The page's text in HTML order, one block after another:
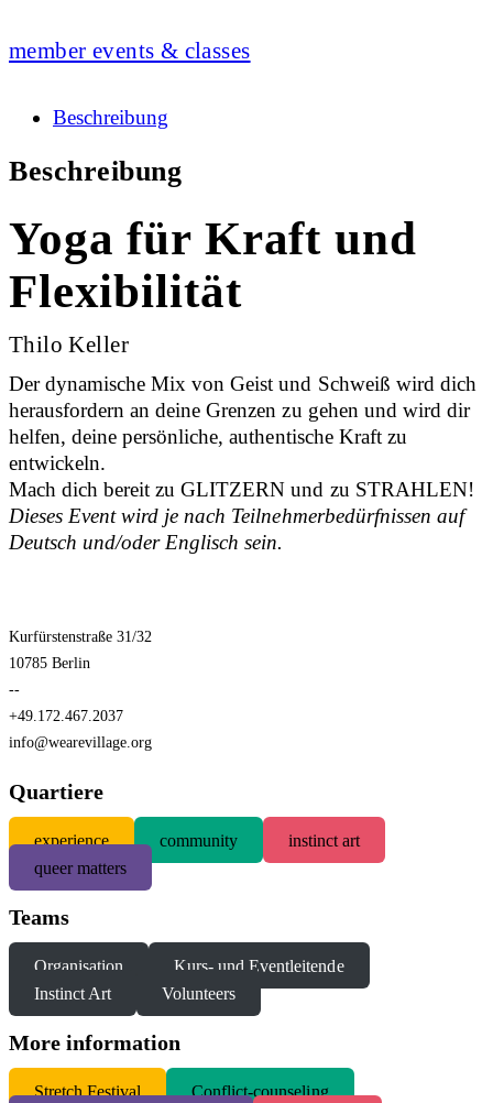
member events & classes
Beschreibung
Beschreibung
Yoga für Kraft und
Flexibilität
Thilo Keller
Der dynamische Mix von Geist und Schweiß wird dich
herausfordern an deine Grenzen zu gehen und wird dir
helfen, deine persönliche, authentische Kraft zu
entwickeln.
Mach dich bereit zu GLITZERN und zu STRAHLEN!
Dieses Event wird je nach Teilnehmerbedürfnissen auf
Deutsch und/oder Englisch sein.
Kurfürstenstraße 31/32
10785 Berlin
--
+49.172.467.2037
info@wearevillage.org
Quartiere
experience community
instinct art
queer matters
Teams
Organisation
Kurs- und Eventleitende
Instinct Art
Volunteers
More information
Stretch Festival
Conflict-counseling